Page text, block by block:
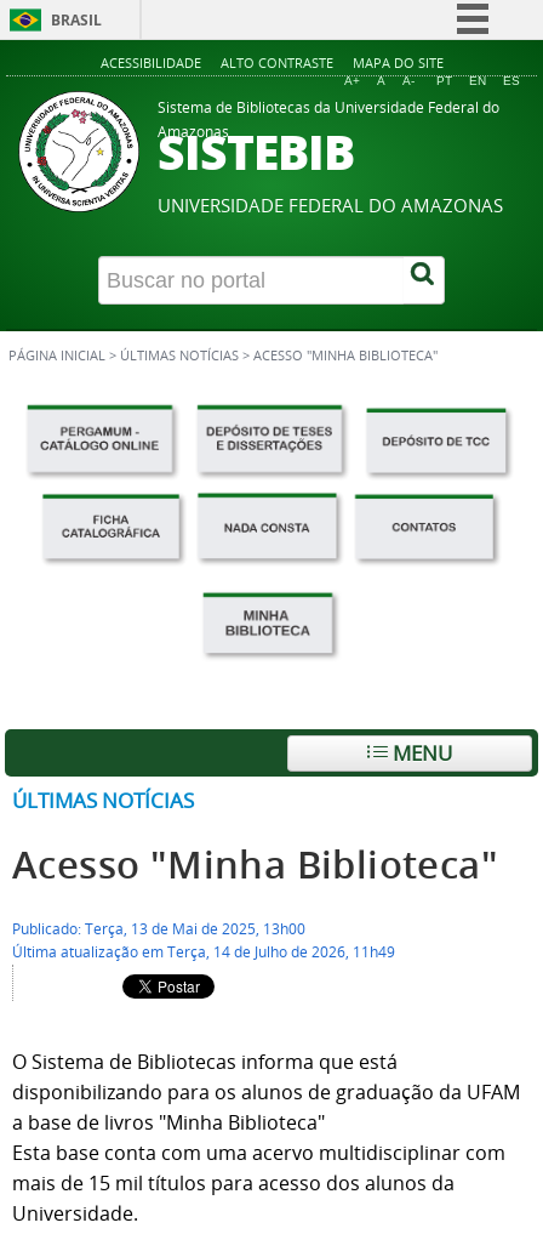
BRASIL
Simplifique!
Comunica BR
Participe
Acesso à informação
Legislação
Canais
ACESSIBILIDADE ALTO CONTRASTE MAPA DO SITE
A+ A A- PT EN ES
Sistema de Bibliotecas da Universidade Federal do
Amazonas
SISTEBIB
UNIVERSIDADE FEDERAL DO AMAZONAS
PÁGINA INICIAL > ÚLTIMAS NOTÍCIAS > ACESSO "MINHA BIBLIOTECA"
MENU
ÚLTIMAS NOTÍCIAS
Acesso "Minha Biblioteca"
Publicado: Terça, 13 de Mai de 2025, 13h00
Última atualização em Terça, 14 de Julho de 2026, 11h49
O Sistema de Bibliotecas informa que está
disponibilizando para os alunos de graduação da UFAM
a base de livros "Minha Biblioteca"
Esta base conta com uma acervo multidisciplinar com
mais de 15 mil títulos para acesso dos alunos da
Universidade.